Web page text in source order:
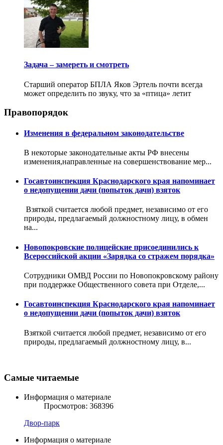
Задача – замереть и смотреть
Старший оператор БПЛА Яков Эртель почти всегда
может определить по звуку, что за «птица» летит
Правопорядок
Изменения в федеральном законодательстве
В некоторые законодательные акты РФ внесены
изменения,направленные на совершенствование мер...
Госавтоинспекция Краснодарского края напоминает
о недопущении дачи (попыток дачи) взяток
Взяткой считается любой предмет, независимо от его
природы, предлагаемый должностному лицу, в обмен
на...
Новопокровские полицейские присоединились к
Всероссийской акции «Зарядка со стражем порядка»
Сотрудники ОМВД России по Новопокровскому району
при поддержке Общественного совета при Отделе,...
Госавтоинспекция Краснодарского края напоминает
о недопущении дачи (попыток дачи) взяток
Взяткой считается любой предмет, независимо от его
природы, предлагаемый должностному лицу, в...
Самые читаемые
Информация о материале
Просмотров: 368396
Двор-парк
Информация о материале